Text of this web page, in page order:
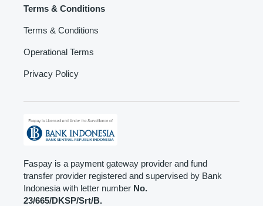
Terms & Conditions
Terms & Conditions
Operational Terms
Privacy Policy
Faspay is a payment gateway provider and fund
transfer provider registered and supervised by Bank
Indonesia with letter number No.
23/665/DKSP/Srt/B.